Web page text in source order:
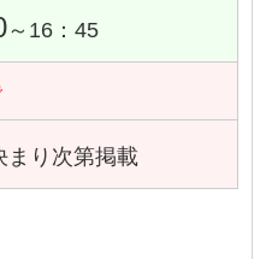
～16：45
り次第掲載